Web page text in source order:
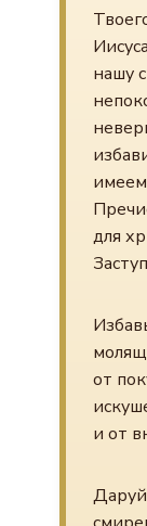
нашу
для
от
и от
Даруй